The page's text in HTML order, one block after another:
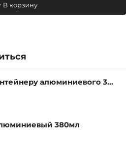
В корзину
Крышка к контейнеру алюминиевого 380мл
380мл